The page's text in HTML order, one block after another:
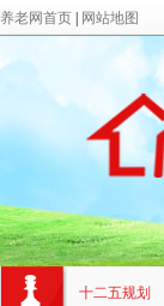
养老网首页 网站地图
十二五规划